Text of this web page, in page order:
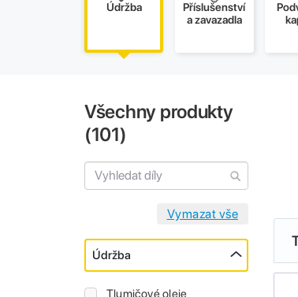
Údržba
Příslušenství
a zavazadla
Všechny produkty
(101)
Údržba